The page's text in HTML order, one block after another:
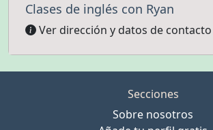
Clases de inglés con Ryan
Ver dirección y datos de contacto
Secciones
Sobre nosotros